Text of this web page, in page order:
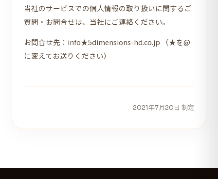
当社のサービスでの個人情報の取り扱いに関するご
質問・お問合せは、当社にご連絡ください。
お問合せ先：info★5dimensions-hd.co.jp （★を@
に変えてお送りください）
2021年7月20日 制定